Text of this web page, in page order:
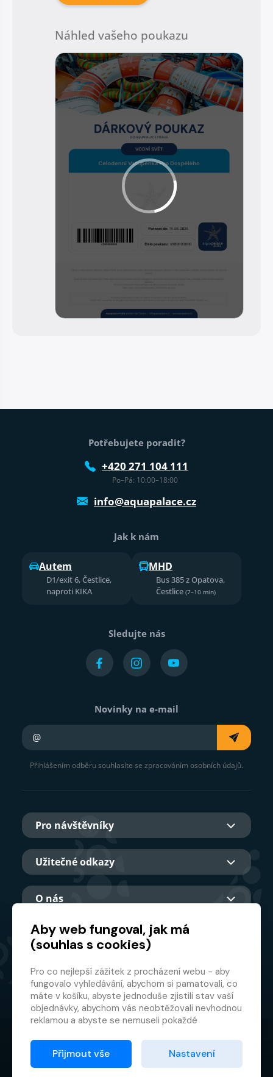
Náhled vašeho poukazu
Patička webu
Potřebujete poradit?
+420 271 104 111
Po–Pá: 10:00–18:00
info@aquapalace.cz
Jak k nám
Autem
D1/exit 6, Čestlice,
naproti KIKA
MHD
Bus 385 z Opatova,
Čestlice (7–10 min)
Sledujte nás
Novinky na e-mail
Přihlášením odběru souhlasíte se zpracováním osobních údajů.
Pro návštěvníky
Užitečné odkazy
O nás
Hlavní partner
© 2026 GMF Aquapark Prague, a.s.
Ochrana osobních údajů
Aby web fungoval, jak má
(souhlas s cookies)
Pro co nejlepší zážitek z procházení webu - aby
fungovalo vyhledávání, abychom si pamatovali, co
máte v košíku, abyste jednoduše zjistili stav vaší
objednávky, abychom vás neobtěžovali nevhodnou
reklamou a abyste se nemuseli pokaždé
Proto od vás potřebujeme souhlas se
zpracováním souborů cookies
Přijmout vše Nastavení